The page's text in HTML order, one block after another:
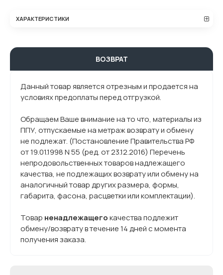
ХАРАКТЕРИСТИКИ
ВОЗВРАТ
Данный товар является отрезным и продается на
условиях предоплаты перед отгрузкой.
Обращаем Ваше внимание на то что, материалы из
ППУ, отпускаемые на метраж возврату и обмену
не подлежат. (Постановление Правительства РФ
от 19.01.1998 N 55 (ред. от 23.12.2016) Перечень
непродовольственных товаров надлежащего
качества, не подлежащих возврату или обмену на
аналогичный товар других размера, формы,
габарита, фасона, расцветки или комплектации).
Товар ненадлежащегокачества подлежит
обмену/возврату в течение 14 дней с момента
получения заказа.